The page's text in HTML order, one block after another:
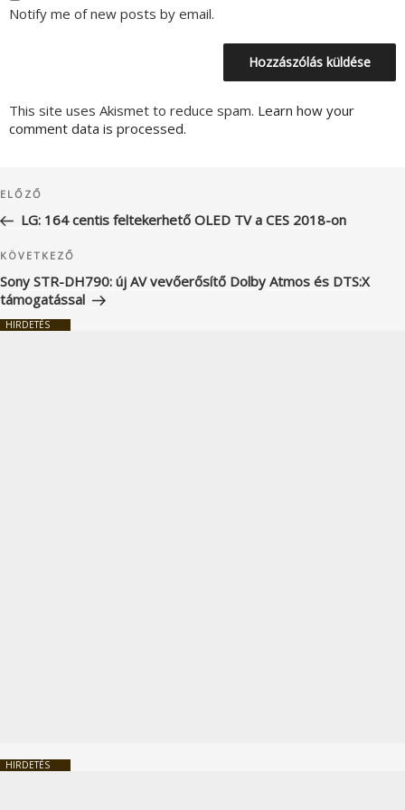
Notify me of new posts by email.
This site uses Akismet to reduce spam. Learn how your
comment data is processed.
navigáció
Korábbi
bejegyzés
ELŐZŐ
LG: 164 centis feltekerhető OLED TV a CES 2018-on
Következő
bejegyzés
KÖVETKEZŐ
Sony STR-DH790: új AV vevőerősítő Dolby Atmos és DTS:X
támogatással
HIRDETÉS
HIRDETÉS